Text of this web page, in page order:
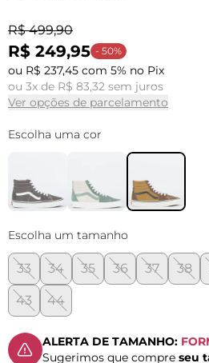
R$ 499,90
R$ 249,95 - 50%
ou R$ 237,45 com 5% no Pix
ou 3x de R$ 83,32 sem juros
Ver opções de parcelamento
Escolha uma cor
Escolha um tamanho
33 34 35 36 37 38
43 44
ALERTA DE TAMANHO:
Sugerimos que compre seu